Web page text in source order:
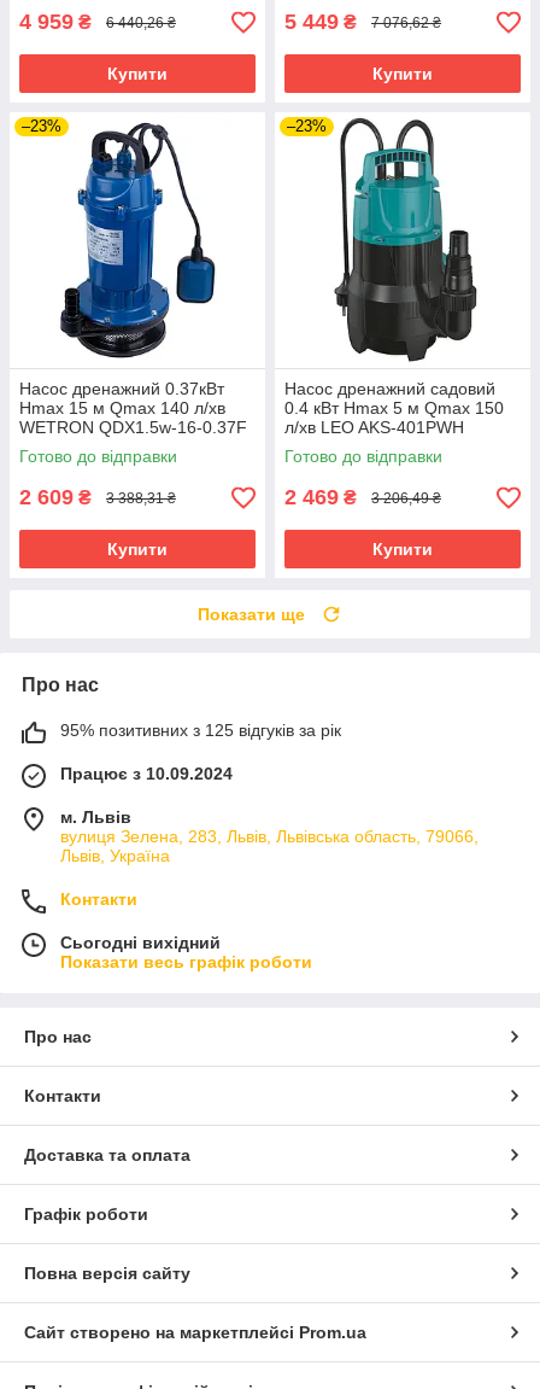
4 959 ₴ 6 440,26 ₴
Купити
5 449 ₴ 7 076,62 ₴
Купити
–23%
Насос дренажний 0.37кВт
Hmax 15 м Qmax 140 л/хв
WETRON QDX1.5w-16-0.37F
(773191) riven
Готово до відправки
2 609 ₴ 3 388,31 ₴
Купити
–23%
Насос дренажний садовий
0.4 кВт Hmax 5 м Qmax 150
л/хв LEO AKS-401PWH
(773246) riven
Готово до відправки
2 469 ₴ 3 206,49 ₴
Купити
Показати ще
Про нас
95% позитивних з 125 відгуків за рік
Працює з 10.09.2024
м. Львів
вулиця Зелена, 283, Львів, Львівська область, 79066,
Львів, Україна
Контакти
Сьогодні вихідний
Показати весь графік роботи
Про нас
Контакти
Доставка та оплата
Графік роботи
Повна версія сайту
Сайт створено на маркетплейсі Prom.ua